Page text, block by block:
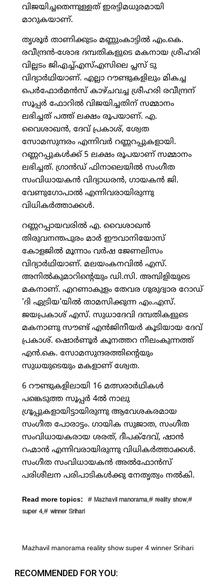
വിജയിച്ചതെന്നുള്ളത് ഇരട്ടിമധുരമായി
മാറുകയാണ്.
തൃശൂര്‍ താണിക്കുടം മണ്ണുംകാട്ടില്‍ എം.കെ.
രവീന്ദ്രന്‍-ശോഭ ദമ്പതികളുടെ മകനായ ശ്രീഹരി
വില്ലടം ജിഎച്ച്എസ്എസിലെ പ്ലസ് ടു
വിദ്യാര്‍ഥിയാണ്. എല്ലാ റൗണ്ടുകളിലും മികച്ച
പെര്‍ഫോര്‍മന്‍സ് കാഴ്ചവച്ച ശ്രീഹരി രവീന്ദ്രന്
സൂപ്പര്‍ ഫോറില്‍ വിജയിച്ചതിന് സമ്മാനം
ലഭിച്ചത് പത്ത് ലക്ഷം രൂപയാണ്. എ.
വൈശാഖന്‍, ദേവ് പ്രകാശ്, ശ്വേത
സോമസുന്ദരം എന്നിവര്‍ റണ്ണറപ്പുകളായി.
റണ്ണറപ്പുകള്‍ക്ക് 5 ലക്ഷം രൂപയാണ് സമ്മാനം
ലഭിച്ചത്. ഗ്രാന്‍ഡ് ഫിനാലെയില്‍ സംഗീത
സംവിധായകന്‍ വിദ്യാധരന്‍, ഗായകന്‍ ജി.
വേണുഗോപാല്‍ എന്നിവരായിരുന്നു
വിധികര്‍ത്താക്കള്‍.
റണ്ണറപ്പായവരില്‍ എ. വൈശാഖന്‍
തിരുവനന്തപുരം മാര്‍ ഈവാനിയോസ്
കോളജില്‍ മൂന്നാം വര്‍ഷ ജേണലിസം
വിദ്യാര്‍ഥിയാണ്. മലയംകനവില്‍ എസ്.
അനില്‍കുമാറിന്റെയും ഡി.സി. അമ്പിളിയുടെ
മകനാണ്. എറണാകുളം തേവര ഗുരുദ്വാര റോഡ്
'ദി ഏട്രിയ'യില്‍ താമസിക്കുന്ന എം.എസ്.
ജയപ്രകാശ് എസ്. സുധാദേവി ദമ്പതികളുടെ
മകനാണു സൗണ്ട് എന്‍ജിനീയര്‍ കൂടിയായ ദേവ്
പ്രകാശ്. ഷൊര്‍ണൂര്‍ കൂനത്തറ നീലംകുന്നത്ത്
എന്‍.കെ. സോമസുന്ദരത്തിന്റെയും
സുധയുടെയും മകളാണ് ശ്വേത.
6 റൗണ്ടുകളിലായി 16 മത്സരാര്‍ഥികള്‍
പങ്കെടുത്ത സൂപ്പര്‍ 4ല്‍ നാലു
ഗ്രൂപ്പുകളായിട്ടായിരുന്നു ആവേശകരമായ
സംഗീത പോരാട്ടം. ഗായിക സുജാത, സംഗീത
സംവിധായകരായ ശരത്, ദീപക്ദേവ്, ഷാന്‍
റഹ്മാന്‍ എന്നിവരായിരുന്നു വിധികര്‍ത്താക്കള്‍.
സംഗീത സംവിധായകന്‍ അല്‍ഫോന്‍സ്
പരിശീലന പരിപാടികള്‍ക്കു നേതൃത്വം നല്‍കി.
Read more topics: # Mazhavil manorama,# reality show,#
super 4,# winner Srihari
Mazhavil manorama reality show super 4 winner Srihari
RECOMMENDED FOR YOU: